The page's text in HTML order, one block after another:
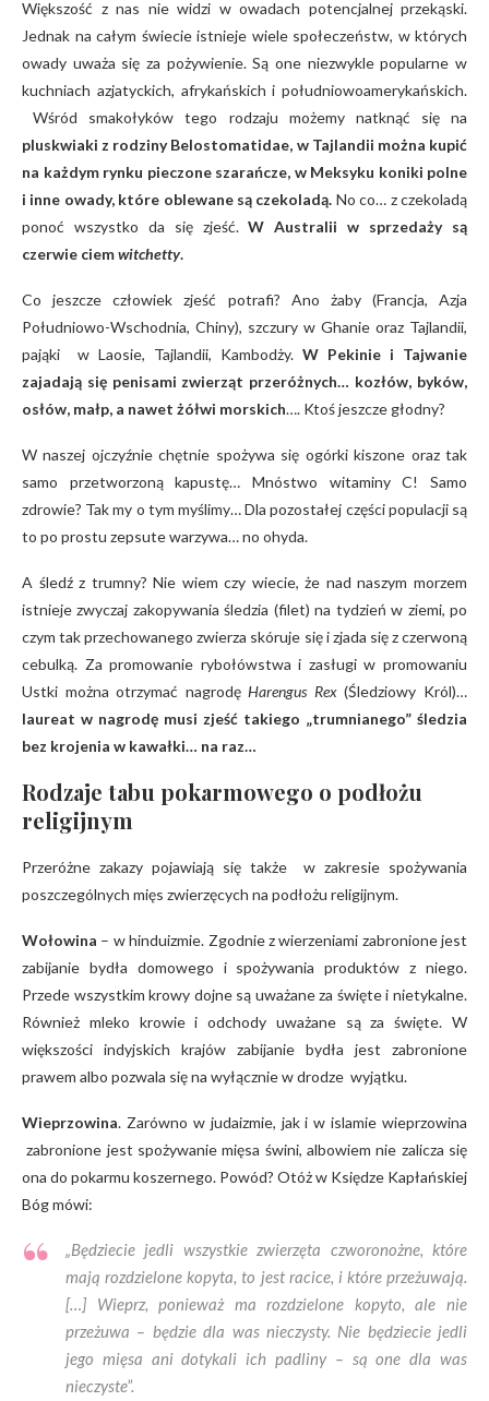
Większość z nas nie widzi w owadach potencjalnej przekąski.
Jednak na całym świecie istnieje wiele społeczeństw, w których
owady uważa się za pożywienie. Są one niezwykle popularne w
kuchniach azjatyckich, afrykańskich i południowoamerykańskich.
Wśród smakołyków tego rodzaju możemy natknąć się na
pluskwiaki z rodziny Belostomatidae, w Tajlandii można kupić
na każdym rynku pieczone szarańcze, w Meksyku koniki polne
i inne owady, które oblewane są czekoladą. No co… z czekoladą
ponoć wszystko da się zjeść.W Australii w sprzedaży są
czerwie ciemwitchetty.
Co jeszcze człowiek zjeść potrafi? Ano żaby (Francja, Azja
Południowo-Wschodnia, Chiny), szczury w Ghanie oraz Tajlandii,
pająki w Laosie, Tajlandii, Kambodży. W Pekinie i Tajwanie
zajadają się penisami zwierząt przeróżnych… kozłów, byków,
osłów, małp, a nawet żółwi morskich…. Ktoś jeszcze głodny?
W naszej ojczyźnie chętnie spożywa się ogórki kiszone oraz tak
samo przetworzoną kapustę… Mnóstwo witaminy C! Samo
zdrowie? Tak my o tym myślimy… Dla pozostałej części populacji są
to po prostu zepsute warzywa… no ohyda.
A śledź z trumny? Nie wiem czy wiecie, że nad naszym morzem
istnieje zwyczaj zakopywania śledzia (filet) na tydzień w ziemi, po
czym tak przechowanego zwierza skóruje się i zjada się z czerwoną
cebulką. Za promowanie rybołówstwa i zasługi w promowaniu
Ustki można otrzymać nagrodęHarengus Rex(Śledziowy Król)…
laureat w nagrodę musi zjeść takiego „trumnianego” śledzia
bez krojenia w kawałki… na raz…
Rodzaje tabu pokarmowego o podłożu
religijnym
Przeróżne zakazy pojawiają się także w zakresie spożywania
poszczególnych mięs zwierzęcych na podłożu religijnym.
Wołowina – w hinduizmie. Zgodnie z wierzeniami zabronione jest
zabijanie bydła domowego i spożywania produktów z niego.
Przede wszystkim krowy dojne są uważane za święte i nietykalne.
Również mleko krowie i odchody uważane są za święte. W
większości indyjskich krajów zabijanie bydła jest zabronione
prawem albo pozwala się na wyłącznie w drodze wyjątku.
Wieprzowina. Zarówno w judaizmie, jak i w islamie wieprzowina
zabronione jest spożywanie mięsa świni, albowiem nie zalicza się
ona do pokarmu koszernego. Powód? Otóż w Księdze Kapłańskiej
Bóg mówi:
„Będziecie jedli wszystkie zwierzęta czworonożne, które
mają rozdzielone kopyta, to jest racice, i które przeżuwają.
[…] Wieprz, ponieważ ma rozdzielone kopyto, ale nie
przeżuwa – będzie dla was nieczysty. Nie będziecie jedli
jego mięsa ani dotykali ich padliny – są one dla was
nieczyste”.